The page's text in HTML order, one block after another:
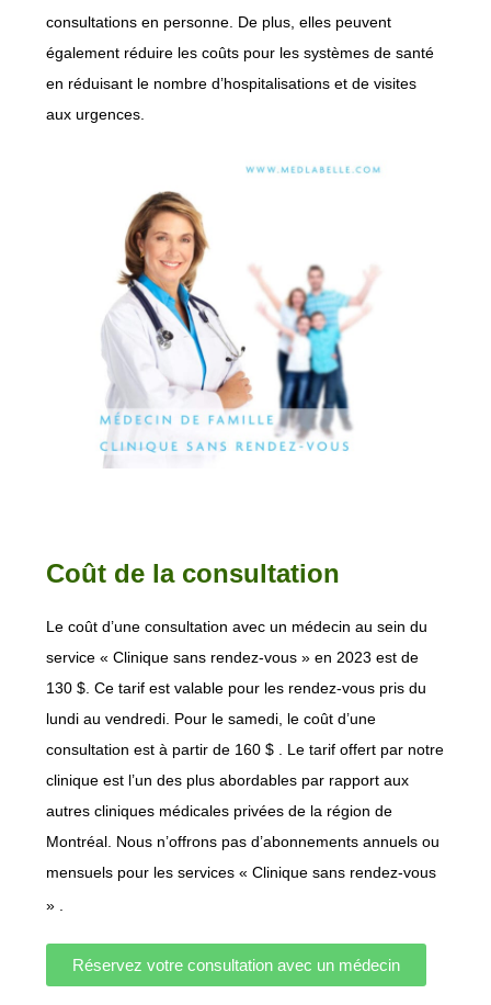
consultations en personne. De plus, elles peuvent
également réduire les coûts pour les systèmes de santé
en réduisant le nombre d’hospitalisations et de visites
aux urgences.
Coût de la consultation
Le coût d’une consultation avec un médecin au sein du
service « Clinique sans rendez-vous » en 2023 est de
130 $. Ce tarif est valable pour les rendez-vous pris du
lundi au vendredi. Pour le samedi, le coût d’une
consultation est à partir de 160 $ . Le tarif offert par notre
clinique est l’un des plus abordables par rapport aux
autres cliniques médicales privées de la région de
Montréal. Nous n’offrons pas d’abonnements annuels ou
mensuels pour les services « Clinique sans rendez-vous
» .
Réservez votre consultation avec un médecin